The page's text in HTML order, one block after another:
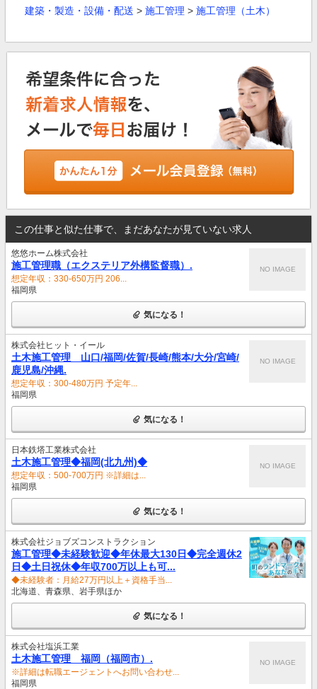
建築・製造・設備・配送 > 施工管理 > 施工管理（土木）
この仕事と似た仕事で、まだあなたが見ていない求人
悠悠ホーム株式会社
施工管理職（エクステリア外構監督職）.
想定年収：330-650万円 206...
福岡県
NO IMAGE
気になる！
株式会社ヒット・イール
土木施工管理 山口/福岡/佐賀/長崎/熊本/大分/宮崎/
鹿児島/沖縄.
想定年収：300-480万円 予定年...
福岡県
NO IMAGE
気になる！
日本鉄塔工業株式会社
土木施工管理◆福岡(北九州)◆
想定年収：500-700万円 ※詳細は...
福岡県
NO IMAGE
気になる！
株式会社ジョブズコンストラクション
施工管理◆未経験歓迎◆年休最大130日◆完全週休2
日◆土日祝休◆年収700万以上も可...
◆未経験者：月給27万円以上＋資格手当...
北海道、青森県、岩手県ほか
気になる！
株式会社塩浜工業
土木施工管理 福岡（福岡市）.
※詳細は転職エージェントへお問い合わせ...
福岡県
NO IMAGE